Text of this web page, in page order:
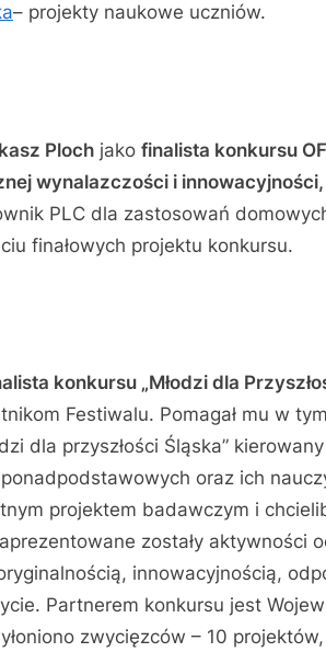
– projekty naukowe uczniów.
Ploch jako finalista konkursu
wynalazczości i innowacyjności,
PLC dla zastosowań
finałowych projektu konkursu.
konkursu „Młodzi dla
Festiwalu. Pomagał mu w
dla przyszłości Śląska”
oraz ich
projektem badawczym i
zostały aktywności
innowacyjnością,
Partnerem konkursu jest
zwycięzców – 10